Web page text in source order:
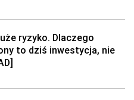
ryzyko. Dlaczego
to dziś inwestycja, nie